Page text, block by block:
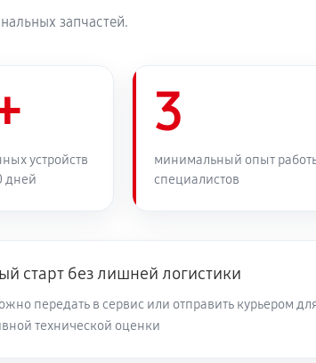
запчастей.
устройств
дней
3
минимальный опыт
специалистов
старт без лишней логистики
передать в сервис или отправить курьером
технической оценки